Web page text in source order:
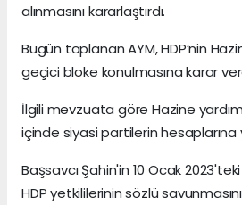
alınmasını kararlaştırdı.
Bugün toplanan AYM, HDP’nin
geçici bloke konulmasına karar
İlgili mevzuata göre Hazine
içinde siyasi partilerin hesaplarına
Başsavcı Şahin'in 10 Ocak
HDP yetkililerinin sözlü